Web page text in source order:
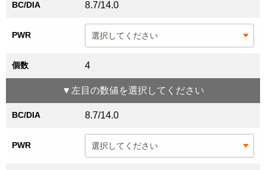
BC/DIA 8.7/14.0
PWR
個数 4
▼ 左目 の数値を選択してください
BC/DIA 8.7/14.0
PWR